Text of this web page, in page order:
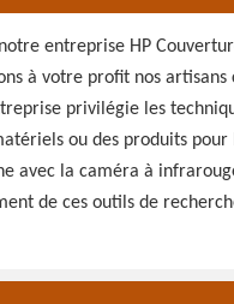
entreprise HP
à votre profit nos artisans
privilégie les
ou des produits pour
avec la caméra à
de ces outils de